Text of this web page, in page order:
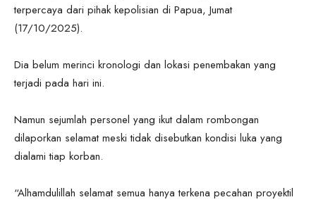
terpercaya dari pihak kepolisian di Papua, Jumat
(17/10/2025).
Dia belum merinci kronologi dan lokasi penembakan yang
terjadi pada hari ini.
Namun sejumlah personel yang ikut dalam rombongan
dilaporkan selamat meski tidak disebutkan kondisi luka yang
dialami tiap korban.
“Alhamdulillah selamat semua hanya terkena pecahan proyektil